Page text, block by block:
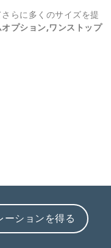
らに多くのサイズを提
プション,ワンストップ
ーションを得る